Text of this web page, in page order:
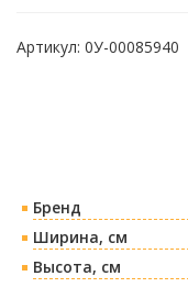
Артикул: 0У-00085940
Бренд
Ширина, см
Высота, см